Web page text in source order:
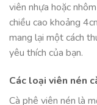
viên nhựa hoặc
chiều cao khoảng
mang lại một cách
yêu thích của bạn.
Các loại viên nén
Cà phê viên nén là